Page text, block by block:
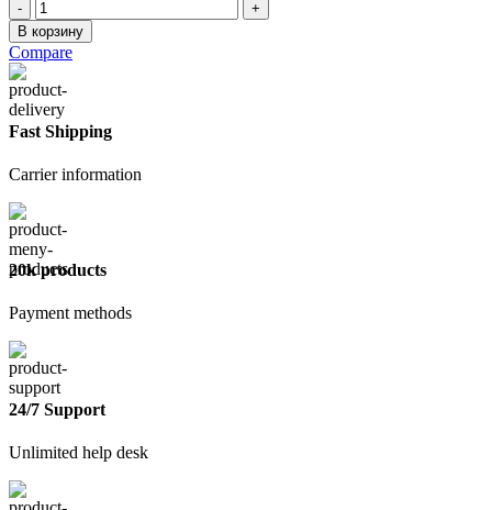
Количество
товара
Шпатель
резиновый
80мм
В корзину
Compare
Fast Shipping
Carrier information
20k products
Payment methods
24/7 Support
Unlimited help desk